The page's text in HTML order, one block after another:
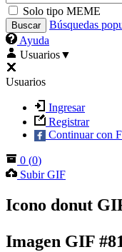
Solo tipo MEME
Búsquedas
Ayuda
Usuarios▼
Usuarios
Ingresar
Registrar
Continuar con
0 (0)
Subir GIF
Icono donut
Imagen GIF